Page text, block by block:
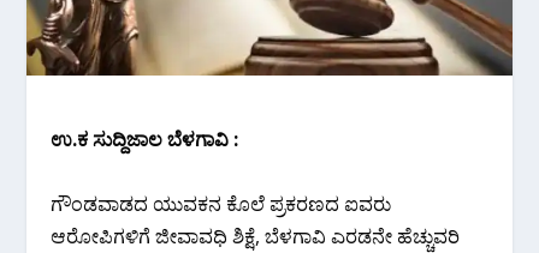
ಉ.ಕ ಸುದ್ದಿಜಾಲ ಬೆಳಗಾವಿ :
ಗೌಂಡವಾಡದ ಯುವಕನ ಕೊಲೆ ಪ್ರಕರಣದ ಐವರು
ಆರೋಪಿಗಳಿಗೆ ಜೀವಾವಧಿ ಶಿಕ್ಷೆ, ಬೆಳಗಾವಿ ಎರಡನೇ ಹೆಚ್ಚುವರಿ